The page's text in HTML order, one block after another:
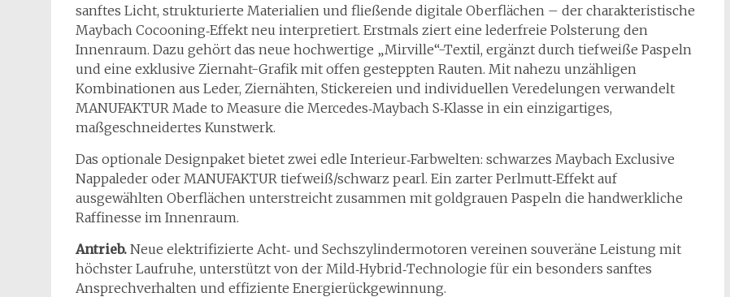
sanftes Licht, strukturierte Materialien und fließende digitale Oberflächen – der charakteristische
Maybach Cocooning‑Effekt neu interpretiert. Erstmals ziert eine lederfreie Polsterung den
Innenraum. Dazu gehört das neue hochwertige „Mirville“-Textil, ergänzt durch tiefweiße Paspeln
und eine exklusive Ziernaht-Grafik mit offen gesteppten Rauten. Mit nahezu unzähligen
Kombinationen aus Leder, Ziernähten, Stickereien und individuellen Veredelungen verwandelt
MANUFAKTUR Made to Measure die Mercedes‑Maybach S‑Klasse in ein einzigartiges,
maßgeschneidertes Kunstwerk.
Das optionale Designpaket bietet zwei edle Interieur‑Farbwelten: schwarzes Maybach Exclusive
Nappaleder oder MANUFAKTUR tiefweiß/schwarz pearl. Ein zarter Perlmutt‑Effekt auf
ausgewählten Oberflächen unterstreicht zusammen mit goldgrauen Paspeln die handwerkliche
Raffinesse im Innenraum.
Antrieb. Neue elektrifizierte Acht‑ und Sechszylindermotoren vereinen souveräne Leistung mit
höchster Laufruhe, unterstützt von der Mild‑Hybrid‑Technologie für ein besonders sanftes
Ansprechverhalten und effiziente Energierückgewinnung.